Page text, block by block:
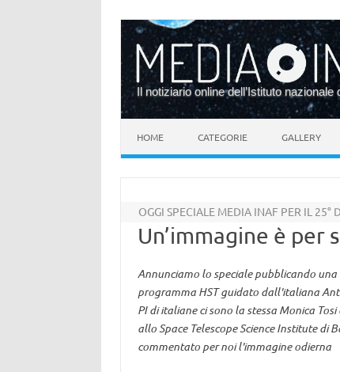
Il notiziario online dell’Istituto nazionale
HOME CATEGORIE GALLERY
OGGI SPECIALE MEDIA INAF PER IL 25°
Un’immagine è per
Annunciamo lo speciale pubblicando
programma HST guidato dall'italiana
PI di italiane ci sono la stessa Monica
allo Space Telescope Science Institute di
commentato per noi l'immagine odierna